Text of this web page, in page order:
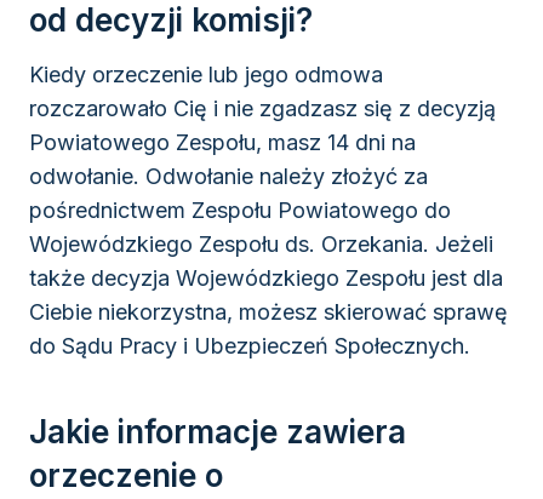
od decyzji komisji?
Kiedy orzeczenie lub jego odmowa
rozczarowało Cię i nie zgadzasz się z decyzją
Powiatowego Zespołu, masz 14 dni na
odwołanie. Odwołanie należy złożyć za
pośrednictwem Zespołu Powiatowego do
Wojewódzkiego Zespołu ds. Orzekania. Jeżeli
także decyzja Wojewódzkiego Zespołu jest dla
Ciebie niekorzystna, możesz skierować sprawę
do Sądu Pracy i Ubezpieczeń Społecznych.
Jakie informacje zawiera
orzeczenie o